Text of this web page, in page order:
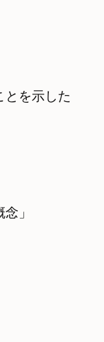
とを示した
」